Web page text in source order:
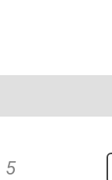
5